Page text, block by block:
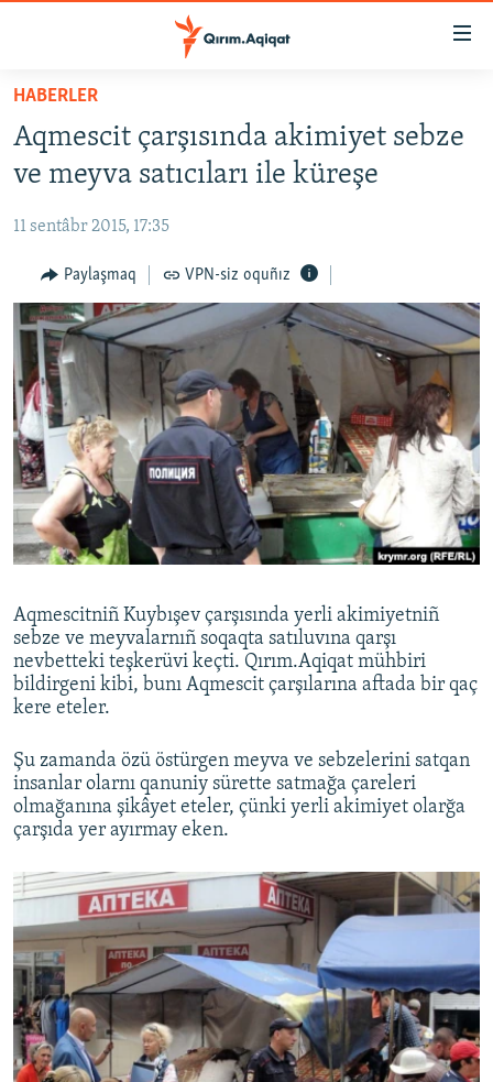
Esas
qaytmaq
Baş
navigatsiyağa
qaytmaq
qaytmaq
SİYASET
İQTİSADİYAT
CEMİYET
MEDENİYET
İNSAN AQLARI
VİDEO
SÜRET
BLOGLAR
FİKİR
Русский
Українською
QOŞULIÑIZ!
HABERLER
Aqmescit çarşısında akimiyet sebze
ve meyva satıcıları ile küreşe
11 sentâbr 2015, 17:35
Paylaşmaq VPN-siz oquñız
Aqmescitniñ Kuybışev çarşısında yerli akimiyetniñ
sebze ve meyvalarnıñ soqaqta satıluvına qarşı
nevbetteki teşkerüvi keçti. Qırım.Aqiqat mühbiri
bildirgeni kibi, bunı Aqmescit çarşılarına aftada bir qaç
kere eteler.
Şu zamanda özü östürgen meyva ve sebzelerini satqan
insanlar olarnı qanuniy sürette satmağa çareleri
olmağanına şikâyet eteler, çünki yerli akimiyet olarğa
çarşıda yer ayırmay eken.